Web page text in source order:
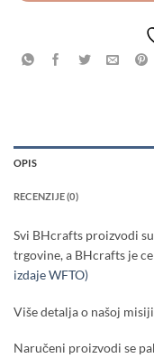
OPIS
RECENZIJE (0)
Svi BHcrafts proizvodi
trgovine, a BHcrafts je
izdaje WFTO)
Više detalja o našoj
Naručeni proizvodi se